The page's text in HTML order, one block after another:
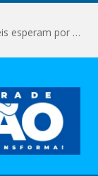
por você!